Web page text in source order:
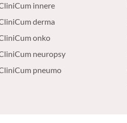
innere
derma
onko
neuropsy
pneumo